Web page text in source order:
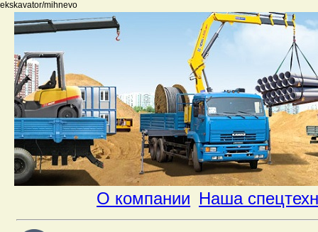
ekskavator/mihnevo
О компании Наша